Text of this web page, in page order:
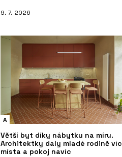
9. 7. 2026
A
Větší byt díky nábytku na míru.
Architektky daly mladé rodině víc
místa a pokoj navíc